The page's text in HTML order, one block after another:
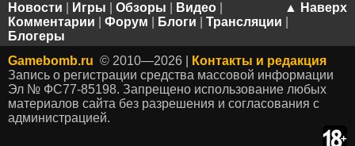
▲ Наверх
Новости Игры Обзоры Видео
Комментарии
Форум Блоги Трансляции
Блогеры
Gamebomb.ru © 2010—2026 |
Контакты и редакция
Запись о регистрации средства массовой информации
Эл № ФС77-85198. Запрещено использование любых
материалов сайта без разрешения и согласования с
администрацией.